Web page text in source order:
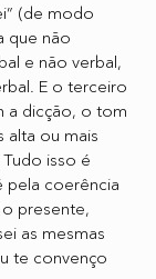
(de modo
que não
e não verbal,
E o terceiro
a dicção, o tom
alta ou mais
isso é
pela coerência
presente,
as mesmas
te convenço